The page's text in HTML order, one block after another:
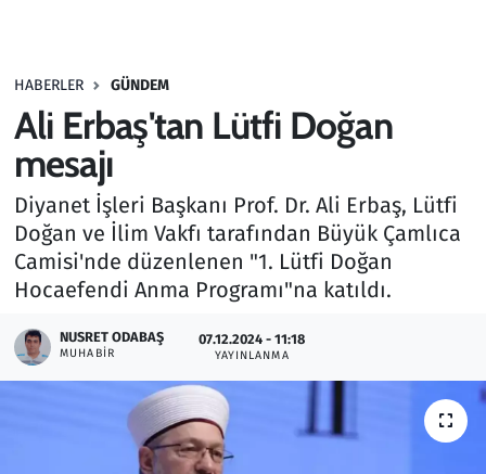
HABERLER GÜNDEM
Ali Erbaş'tan Lütfi Doğan
mesajı
Diyanet İşleri Başkanı Prof. Dr. Ali Erbaş, Lütfi
Doğan ve İlim Vakfı tarafından Büyük Çamlıca
Camisi'nde düzenlenen "1. Lütfi Doğan
Hocaefendi Anma Programı"na katıldı.
NUSRET ODABAŞ
MUHABIR
07.12.2024 - 11:18
YAYINLANMA
Haber
Kültür Sanat
Kurumsal Haberler
Lezzet Durağı